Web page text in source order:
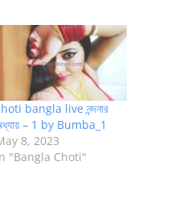
bangla live নন্দনার
– 1 by Bumba_1
8, 2023
"Bangla Choti"